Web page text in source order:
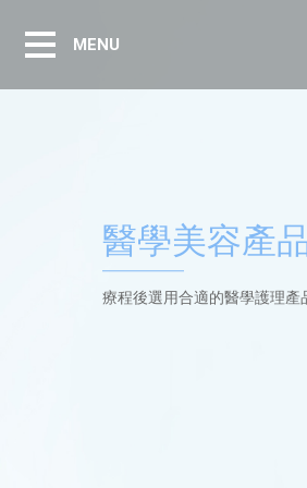
MENU
醫學美容產
療程後選用合適的醫學護理